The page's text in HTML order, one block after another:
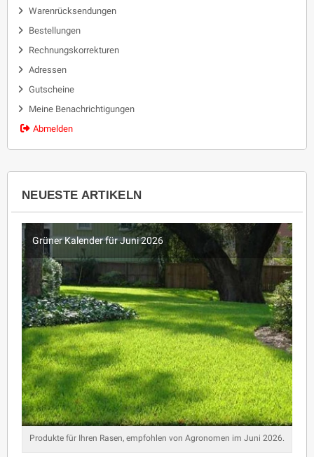
Warenrücksendungen
Bestellungen
Rechnungskorrekturen
Adressen
Gutscheine
Meine Benachrichtigungen
Abmelden
NEUESTE ARTIKELN
Grüner Kalender für Juni 2026
Produkte für Ihren Rasen, empfohlen von Agronomen im Juni 2026.